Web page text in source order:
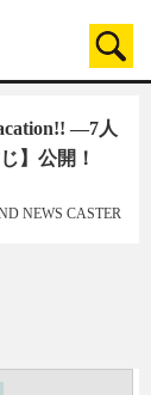
―7人
】公開！
NEWS CASTER